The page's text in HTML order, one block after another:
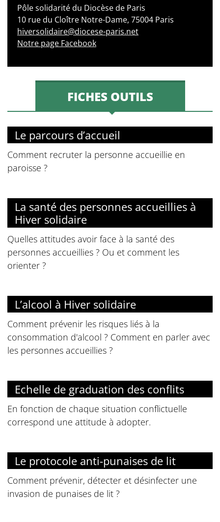
Pôle solidarité du Diocèse de Paris
10 rue du Cloître Notre-Dame, 75004 Paris
hiversolidaire@diocese-paris.net
Notre page Facebook
FICHES OUTILS
Le parcours d’accueil
Comment recruter la personne accueillie en
paroisse ?
La santé des personnes accueillies à
Hiver solidaire
Quelles attitudes avoir face à la santé des
personnes accueillies ? Ou et comment les
orienter ?
L’alcool à Hiver solidaire
Comment prévenir les risques liés à la
consommation d'alcool ? Comment en parler avec
les personnes accueillies ?
Echelle de graduation des conflits
En fonction de chaque situation conflictuelle
correspond une attitude à adopter.
Le protocole anti-punaises de lit
Comment prévenir, détecter et désinfecter une
invasion de punaises de lit ?